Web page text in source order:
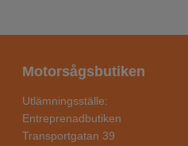
Motorsågsbutiken
Utlämningsställe:
Entreprenadbutiken
Transportgatan 39